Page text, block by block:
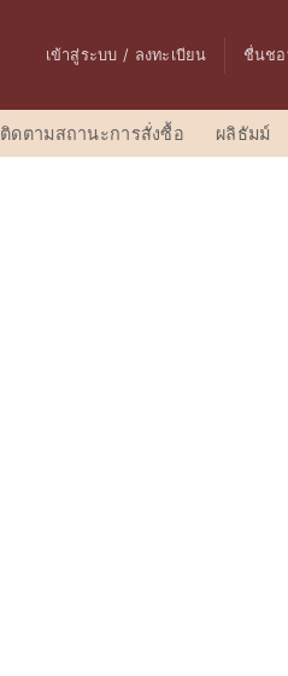
เข้าสู่ระบบ / ลงทะเบียน ชื่นช
ติดตามสถานะการสั่งซื้อ ผลิธัมม์